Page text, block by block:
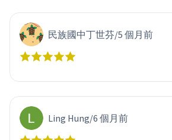
民族國中丁世芬/5 個月前
Ling Hung/6 個月前